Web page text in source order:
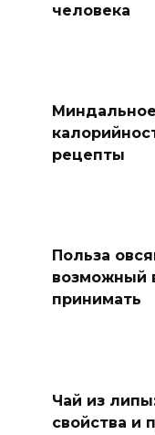
человека
рецепты
Польза
возможный
принимать
Чай из
свойства и